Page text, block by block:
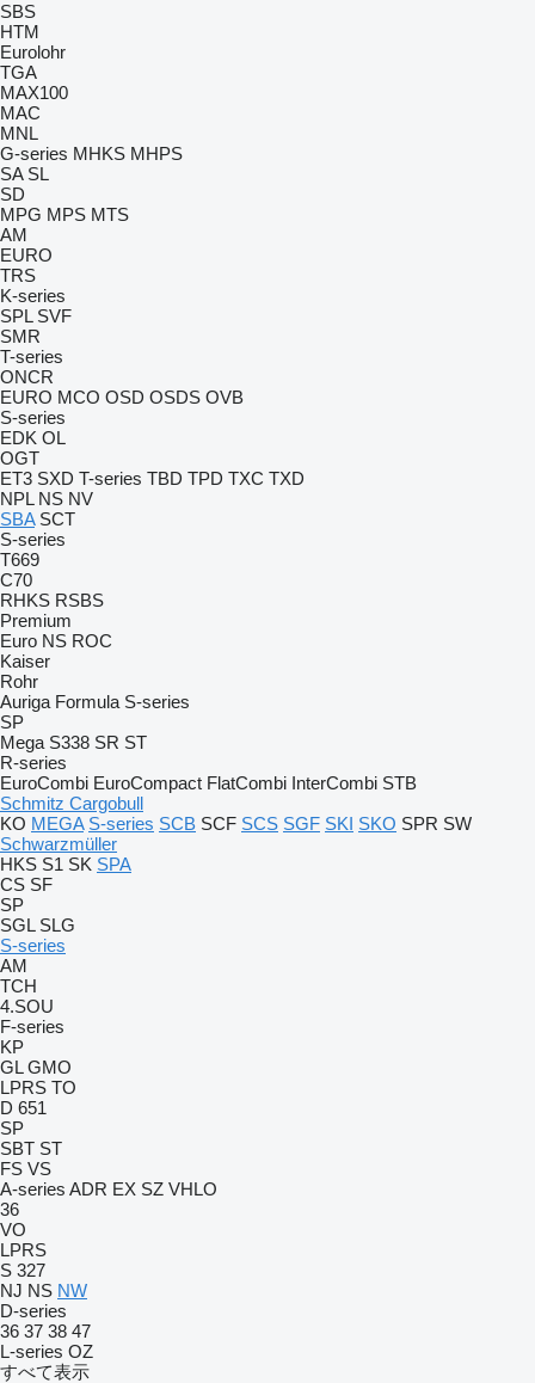
SBS
HTM
Eurolohr
TGA
MAX100
MAC
MNL
G-series MHKS MHPS
SA SL
SD
MPG MPS MTS
AM
EURO
TRS
K-series
SPL SVF
SMR
T-series
ONCR
EURO MCO OSD OSDS OVB
S-series
EDK OL
OGT
ET3 SXD T-series TBD TPD TXC TXD
NPL NS NV
SBA SCT
S-series
T669
C70
RHKS RSBS
Premium
Euro NS ROC
Kaiser
Rohr
Auriga Formula S-series
SP
Mega S338 SR ST
R-series
EuroCombi EuroCompact FlatCombi InterCombi STB
Schmitz Cargobull
KO MEGA S-series SCB SCF SCS SGF SKI SKO SPR SW
Schwarzmüller
HKS S1 SK SPA
CS SF
SP
SGL SLG
S-series
AM
TCH
4.SOU
F-series
KP
GL GMO
LPRS TO
D 651
SP
SBT ST
FS VS
A-series ADR EX SZ VHLO
36
VO
LPRS
S 327
NJ NS NW
D-series
36 37 38 47
L-series OZ
すべて表示